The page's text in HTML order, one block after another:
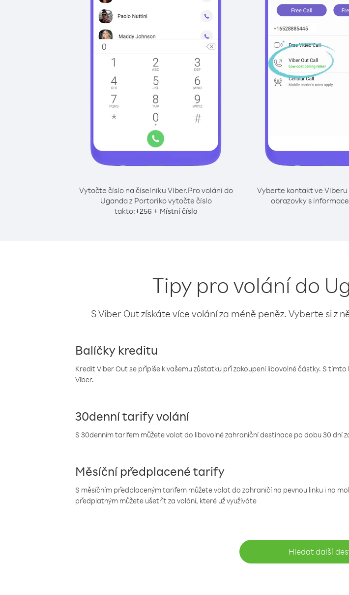
Vytočte číslo na číselníku Viber.Pro volání do
Uganda z Portoriko vytočte číslo
takto:+256 + Místní číslo
Vyberte kontakt ve
obrazovky s
Tipy pro volání do
S Viber Out získáte více volání za méně peněz. Vyberte si z
Balíčky kreditu
Kredit Viber Out se připíše k vašemu zůstatku při zakoupení libovolné částky. S
Viber.
30denní tarify volání
S 30denním tarifem můžete volat do libovolné zahraniční destinace po dobu 30 dní
Měsíční předplacené tarify
S měsíčním předplaceným tarifem můžete volat do zahraničí na pevnou linku i na
předplatným můžete ušetřit za volání, které už využíváte
Hledat další